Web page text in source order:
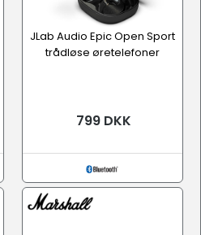
JLab Audio Epic Open Sport
trådløse øretelefoner
799 DKK